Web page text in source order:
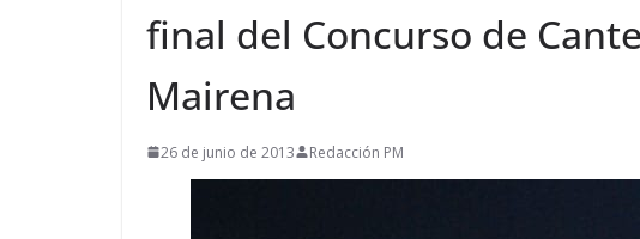
final del Concurso de
Mairena
26 de junio de 2013 Redacción PM